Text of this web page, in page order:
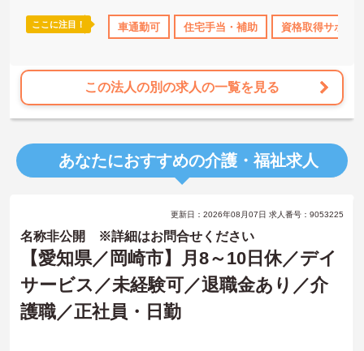
ここに注目！ 車通勤可 住宅手当・補助 資格取得サポー
この法人の別の求人の一覧を見る
あなたにおすすめの介護・福祉求人
更新日：2026年08月07日 求人番号：9053225
名称非公開 ※詳細はお問合せください
【愛知県／岡崎市】月8～10日休／デイ
サービス／未経験可／退職金あり／介
護職／正社員・日勤